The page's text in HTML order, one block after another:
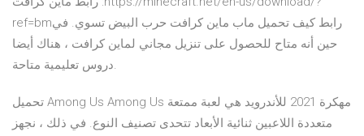
ref=bmرابط كيف تحميل ماب ماين كرافت حرب البيض تسوي. في
حين أنه متاح للحصول على تنزيل مجاني لماين كرافت ، هناك أيضا
دروس تعليمية متاحة.
تحميل Among Us Among Us مهكرة 2021 للأندرويد هي لعبة ممتعة
متعددة اللاعبين ثنائية الأبعاد تتحدى تصنيف النوع. في ذلك ، نجهز